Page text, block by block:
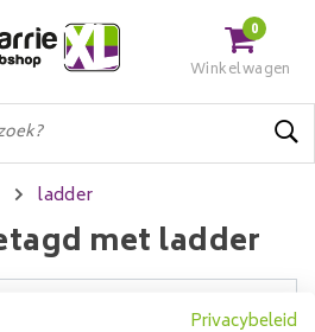
0
Winkelwagen
ladder
met ladder
Privacybeleid